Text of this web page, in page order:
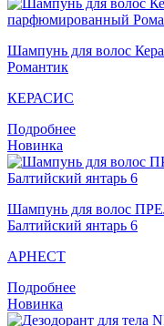
Шампунь для волос
Романтик
КЕРАСИС
Подробнее
Новинка
Шампунь для волос
Балтийский янтарь 6
АРНЕСТ
Подробнее
Новинка